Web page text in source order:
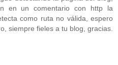
en un comentario con http la
como ruta no válida, espero
siempre fieles a tu blog, gracias.